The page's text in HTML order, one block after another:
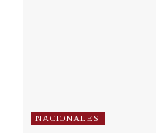
NACIONALES